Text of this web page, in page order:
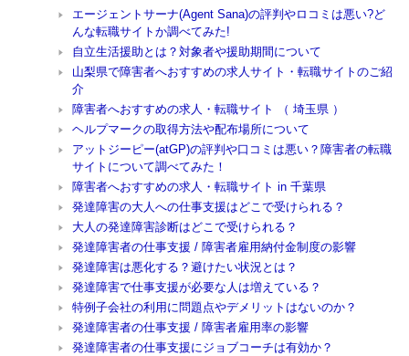
エージェントサーナ(Agent Sana)の評判やロコミは悪い?ど
んな転職サイトか調べてみた!
自立生活援助とは？対象者や援助期間について
山梨県で障害者へおすすめの求人サイト・転職サイトのご紹
介
障害者へおすすめの求人・転職サイト （ 埼玉県 ）
ヘルプマークの取得方法や配布場所について
アットジーピー(atGP)の評判や口コミは悪い？障害者の転職
サイトについて調べてみた！
障害者へおすすめの求人・転職サイト in 千葉県
発達障害の大人への仕事支援はどこで受けられる？
大人の発達障害診断はどこで受けられる？
発達障害者の仕事支援 / 障害者雇用納付金制度の影響
発達障害は悪化する？避けたい状況とは？
発達障害で仕事支援が必要な人は増えている？
特例子会社の利用に問題点やデメリットはないのか？
発達障害者の仕事支援 / 障害者雇用率の影響
発達障害者の仕事支援にジョブコーチは有効か？